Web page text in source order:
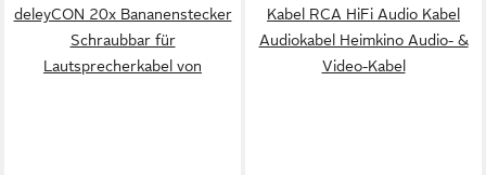
deleyCON 20x Bananenstecker
Schraubbar für
Lautsprecherkabel von
Kabel RCA HiFi Audio Kabel
Audiokabel Heimkino Audio- &
Video-Kabel